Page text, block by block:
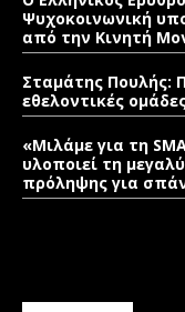
Ψυχοκοινωνική
από την Κινητή
Σταμάτης Πουλής:
εθελοντικές
«Μιλάμε για τη
υλοποιεί τη
πρόληψης για